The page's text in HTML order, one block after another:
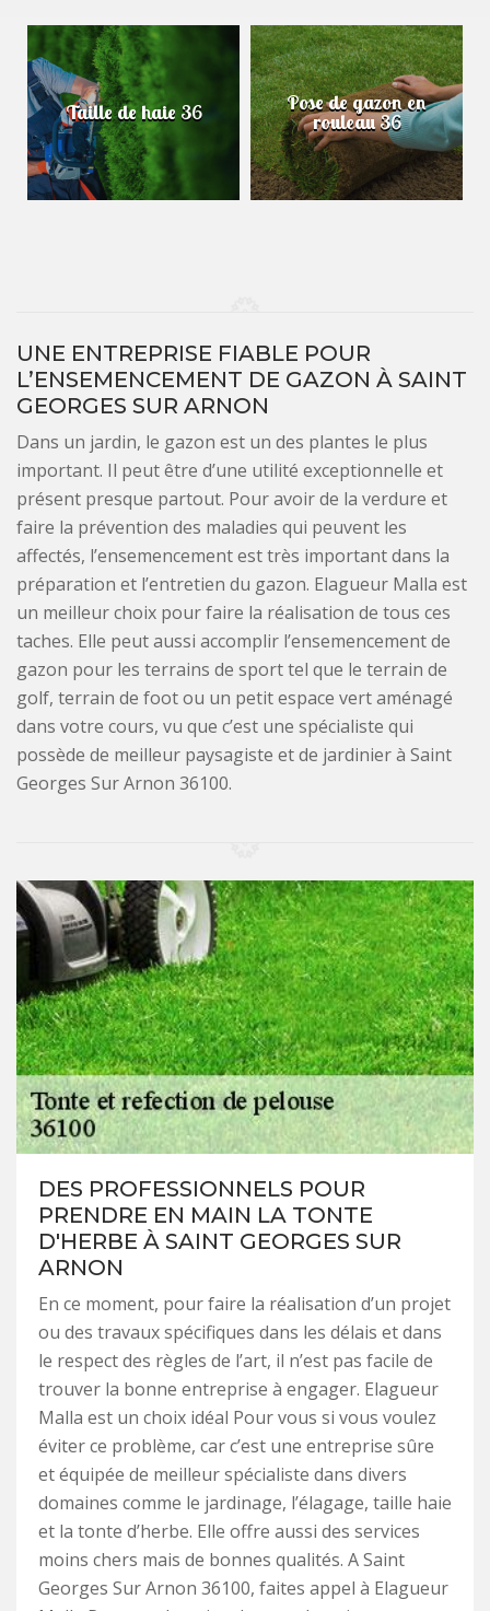
Taille de haie 36 Pose de gazon en
rouleau 36
UNE ENTREPRISE FIABLE POUR
L’ENSEMENCEMENT DE GAZON À SAINT
GEORGES SUR ARNON
Dans un jardin, le gazon est un des plantes le plus
important. Il peut être d’une utilité exceptionnelle et
présent presque partout. Pour avoir de la verdure et
faire la prévention des maladies qui peuvent les
affectés, l’ensemencement est très important dans la
préparation et l’entretien du gazon. Elagueur Malla est
un meilleur choix pour faire la réalisation de tous ces
taches. Elle peut aussi accomplir l’ensemencement de
gazon pour les terrains de sport tel que le terrain de
golf, terrain de foot ou un petit espace vert aménagé
dans votre cours, vu que c’est une spécialiste qui
possède de meilleur paysagiste et de jardinier à Saint
Georges Sur Arnon 36100.
DES PROFESSIONNELS POUR
PRENDRE EN MAIN LA TONTE
D'HERBE À SAINT GEORGES SUR
ARNON
En ce moment, pour faire la réalisation d’un projet
ou des travaux spécifiques dans les délais et dans
le respect des règles de l’art, il n’est pas facile de
trouver la bonne entreprise à engager. Elagueur
Malla est un choix idéal Pour vous si vous voulez
éviter ce problème, car c’est une entreprise sûre
et équipée de meilleur spécialiste dans divers
domaines comme le jardinage, l’élagage, taille haie
et la tonte d’herbe. Elle offre aussi des services
moins chers mais de bonnes qualités. A Saint
Georges Sur Arnon 36100, faites appel à Elagueur